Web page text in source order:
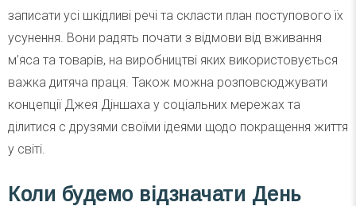
записати усі шкідливі речі та скласти план поступового їх
усунення. Вони радять почати з відмови від вживання
м’яса та товарів, на виробництві яких використовується
важка дитяча праця. Також можна розповсюджувати
концепції Джея Діншаха у соціальних мережах та
ділитися с друзями своїми ідеями щодо покращення життя
у світі.
Коли будемо відзначати День